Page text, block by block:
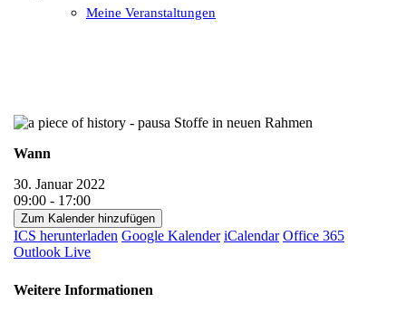
Meine Veranstaltungen
Wann
30. Januar 2022
09:00 - 17:00
Zum Kalender hinzufügen
ICS herunterladen Google Kalender iCalendar Office 365
Outlook Live
Weitere Informationen